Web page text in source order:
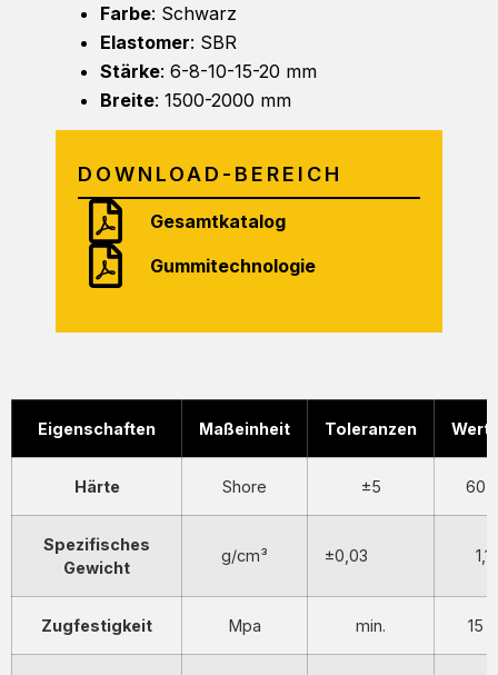
Farbe: Schwarz
Elastomer: SBR
Stärke: 6-8-10-15-20 mm
Breite: 1500-2000 mm
DOWNLOAD-BEREICH
Gesamtkatalog
Gummitechnologie
Eigenschaften Maßeinheit Toleranzen
Härte Shore ±5 60
Spezifisches
Gewicht
g/cm³ ±0,03
Zugfestigkeit Mpa min. 15